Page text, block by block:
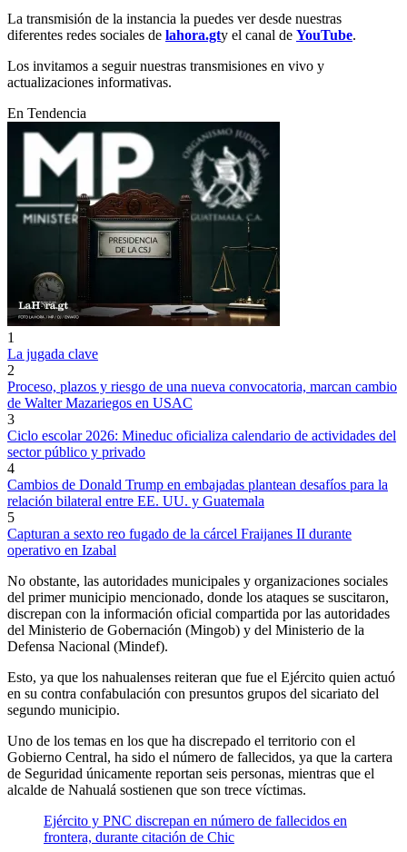
La transmisión de la instancia la puedes ver desde nuestras
diferentes redes sociales de lahora.gty el canal de YouTube.
Los invitamos a seguir nuestras transmisiones en vivo y
actualizaciones informativas.
En Tendencia
1
La jugada clave
2
Proceso, plazos y riesgo de una nueva convocatoria, marcan cambio
de Walter Mazariegos en USAC
3
Ciclo escolar 2026: Mineduc oficializa calendario de actividades del
sector público y privado
4
Cambios de Donald Trump en embajadas plantean desafíos para la
relación bilateral entre EE. UU. y Guatemala
5
Capturan a sexto reo fugado de la cárcel Fraijanes II durante
operativo en Izabal
No obstante, las autoridades municipales y organizaciones sociales
del primer municipio mencionado, donde los ataques se suscitaron,
discrepan con la información oficial compartida por las autoridades
del Ministerio de Gobernación (Mingob) y del Ministerio de la
Defensa Nacional (Mindef).
Esto, ya que los nahualenses reiteran que fue el Ejército quien actuó
en su contra confabulación con presuntos grupos del sicariato del
segundo municipio.
Uno de los temas en los que ha discrepado el territorio con el
Gobierno Central, ha sido el número de fallecidos, ya que la cartera
de Seguridad únicamente reportan seis personas, mientras que el
alcalde de Nahualá sostienen que son trece víctimas.
Ejército y PNC discrepan en número de fallecidos en
frontera, durante citación de Chic